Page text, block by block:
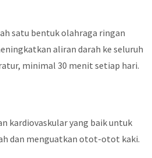
satu bentuk olahraga ringan
aliran darah ke seluruh
minimal 30 menit setiap hari.
kardiovaskular yang baik untuk
dan menguatkan otot-otot kaki.